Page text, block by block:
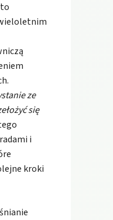
ze
się
i
kroki